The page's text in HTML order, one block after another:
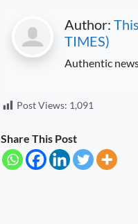
Author:
TIMES)
Authentic
Post Views: 1,091
Share This Post